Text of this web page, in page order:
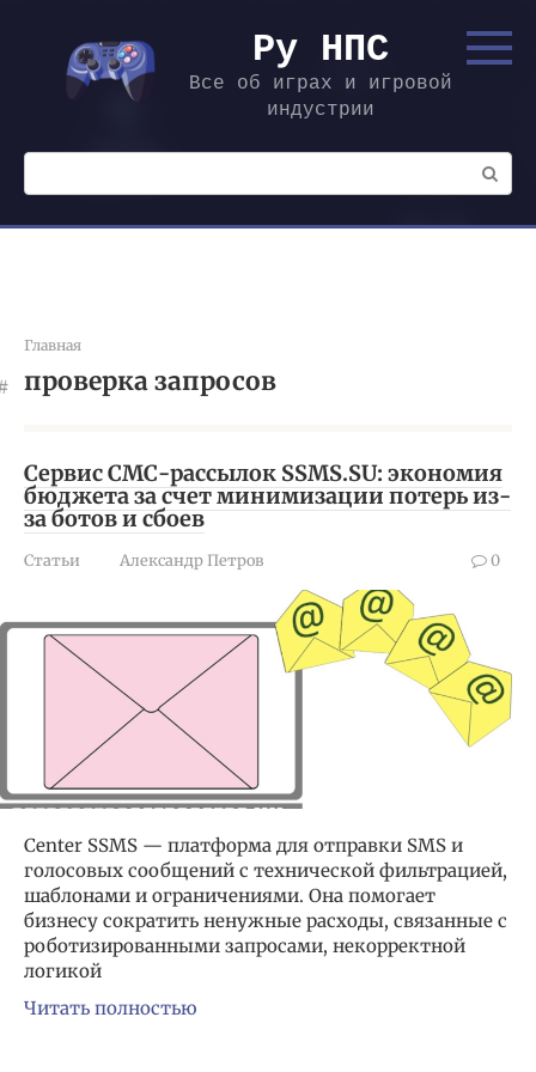
контенту
Ру НПС
Все об играх и игровой
индустрии
Поиск:
Главная
проверка запросов
Сервис СМС-рассылок SSMS.SU: экономия
бюджета за счет минимизации потерь из-
за ботов и сбоев
Статьи Александр Петров 0
Center SSMS — платформа для отправки SMS и
голосовых сообщений с технической фильтрацией,
шаблонами и ограничениями. Она помогает
бизнесу сократить ненужные расходы, связанные с
роботизированными запросами, некорректной
логикой
Читать полностью